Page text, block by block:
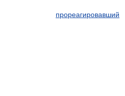
прореагировавший